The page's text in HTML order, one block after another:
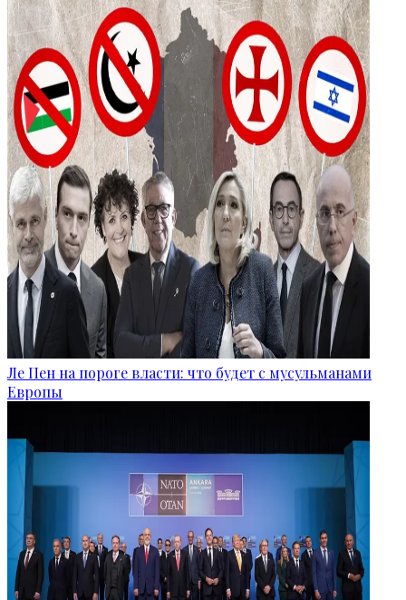
Ле Пен на пороге власти: что будет с мусульманами
Европы